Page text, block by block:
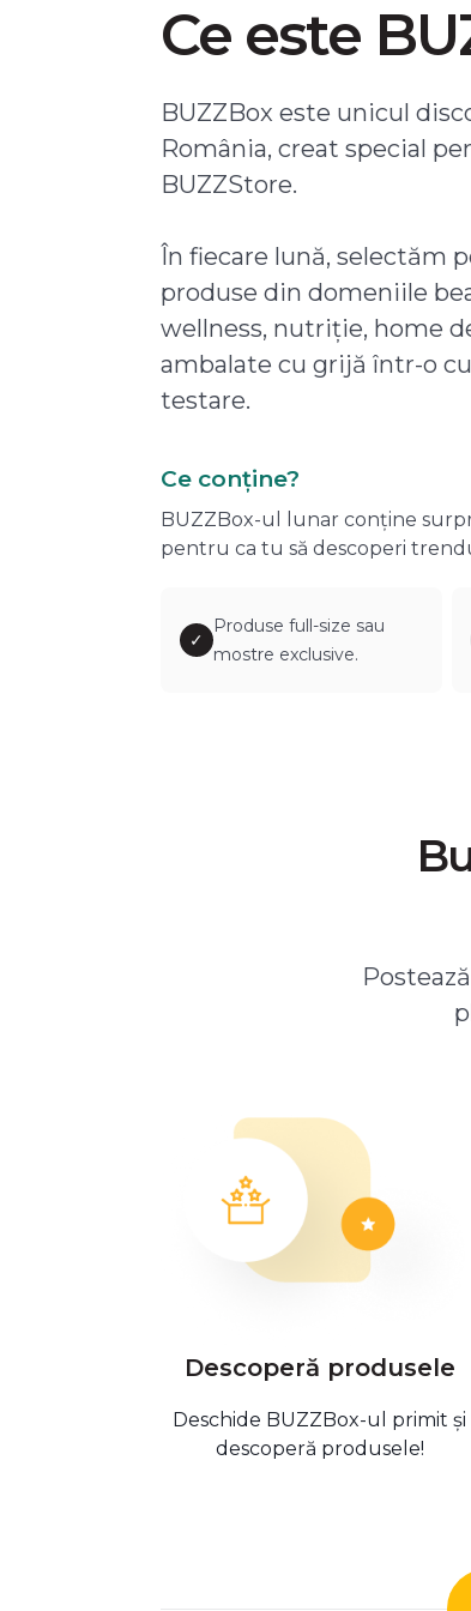
Ce este
BUZZBox este unicul
România, creat special
BUZZStore.
În fiecare lună, selectăm
produse din domeniile
wellness, nutriție, home
ambalate cu grijă într-o
testare.
Ce conține?
BUZZBox-ul lunar conține
pentru ca tu să descoperi
✓
Produse full-size sau
mostre exclusive.
Descoperă produsele
Deschide BUZZBox-ul primit și
descoperă produsele!